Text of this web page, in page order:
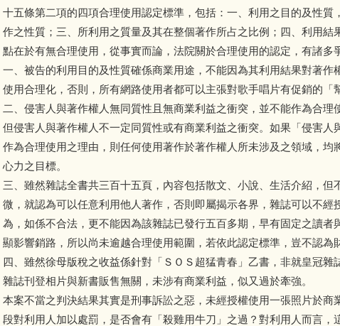
十五條第二項的四項合理使用認定標準，包括：一、利用之目的及性
作之性質；三、所利用之質量及其在整個著作所占之比例；四、利用
點在於有無合理使用，從事實而論，法院關於合理使用的認定，有諸多
一、被告的利用目的及性質確係商業用途，不能因為其利用結果對著
使用合理化，否則，所有網路使用者都可以主張對歌手唱片有促銷的「
二、侵害人與著作權人無同質性且無商業利益之衝突，並不能作為合理
但侵害人與著作權人不一定同質性或有商業利益之衝突。如果「侵害人
作為合理使用之理由，則任何使用著作於著作權人所未涉及之領域，
心力之目標。
三、雖然雜誌全書共三百十五頁，內容包括散文、小說、生活介紹，
微，就認為可以任意利用他人著作，否則即屬揭示各界，雜誌可以不
為，如係不合法，更不能因為該雜誌已發行五百多期，早有固定之讀者
顯影響銷路，所以尚未逾越合理使用範圍，若依此認定標準，豈不認為
四、雖然徐母版稅之收益係針對「ＳＯＳ超猛青春」乙書，非就皇冠
雜誌刊登相片與新書販售無關，未涉有商業利益，似又過於牽強。
本案不當之判決結果其實是刑事訴訟之惡，未經授權使用一張照片於
段對利用人加以處罰，是否會有「殺雞用牛刀」之過？對利用人而言